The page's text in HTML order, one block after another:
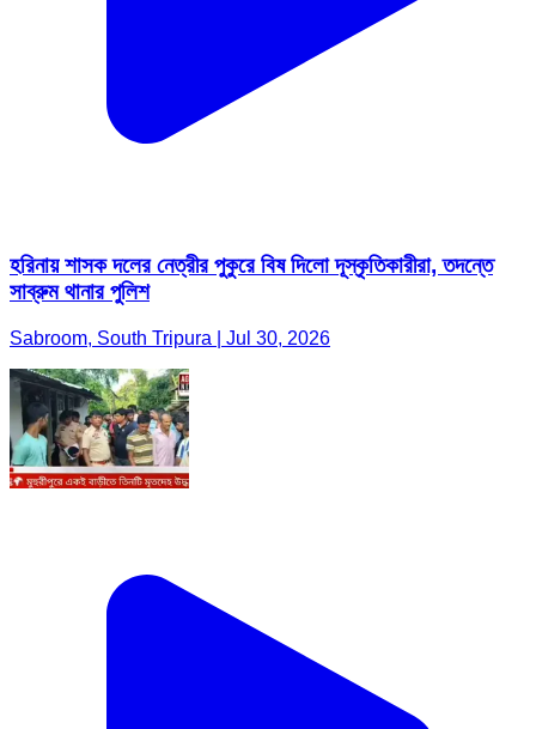
হরিনায় শাসক দলের নেত্রীর পুকুরে বিষ দিলো দূস্কৃতিকারীরা, তদন্তে
সাব্রুম থানার পুলিশ
Sabroom, South Tripura | Jul 30, 2026